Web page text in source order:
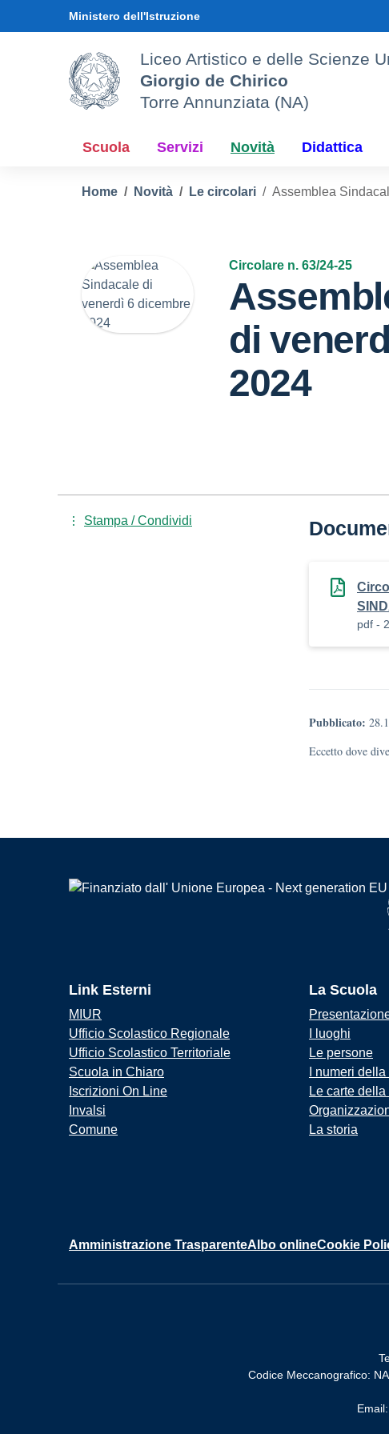
Ministero dell'Istruzione
Liceo Artistico e delle Scienze
Giorgio de Chirico
Torre Annunziata (NA)
Scuola Servizi Novità Didattica
Home Novità Le circolari Assemblea
Circolare n. 63/24-25
di
2024
pdf -
Pubblicato:
Eccetto dove
Stampa / Condividi
Link Esterni
MIUR
Ufficio Scolastico Regionale
Ufficio Scolastico Territoriale
Scuola in Chiaro
Iscrizioni On Line
Invalsi
Comune
La Scuola
I luoghi
Le persone
I numeri
Le carte
La storia
Amministrazione TrasparenteAlbo onlineCookie
Codice Meccanografico: